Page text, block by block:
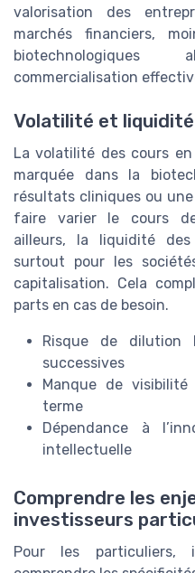
valorisation des
marchés financiers,
commercialisation
Volatilité et
La volatilité des cours
marquée dans la
résultats cliniques ou
faire varier le cours
ailleurs, la liquidité
surtout pour les
capitalisation. Cela
parts en cas de besoin.
Risque de dilution
successives
Manque de
terme
Dépendance à
intellectuelle
Comprendre les
investisseurs
Pour les